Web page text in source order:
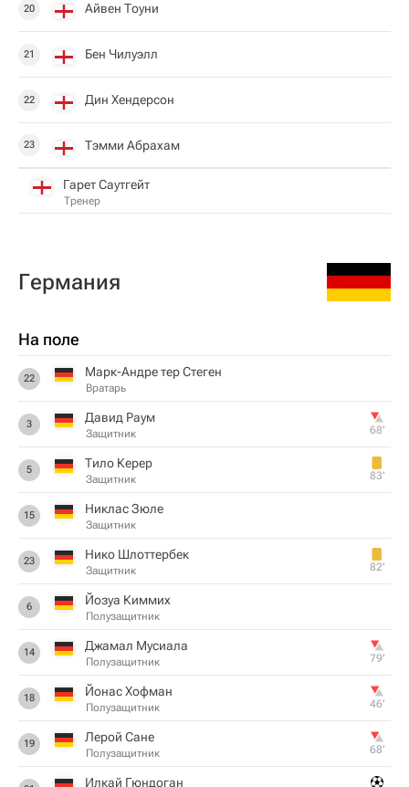
20 Айвен Тоуни
21 Бен Чилуэлл
22 Дин Хендерсон
23 Тэмми Абрахам
Гарет Саутгейт
Тренер
Германия
На поле
22 Марк-Андре тер Стеген
Вратарь
3 Давид Раум
Защитник 68‎’‎
5 Тило Керер
Защитник 83‎’‎
15 Никлас Зюле
Защитник
23 Нико Шлоттербек
Защитник 82‎’‎
6 Йозуа Киммих
Полузащитник
14 Джамал Мусиала
Полузащитник 79‎’‎
18 Йонас Хофман
Полузащитник 46‎’‎
19 Лерой Сане
Полузащитник 68‎’‎
Илкай Гюндоган